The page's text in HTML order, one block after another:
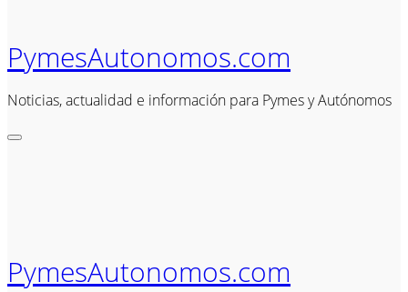
PymesAutonomos.com
Noticias, actualidad e información para Pymes y Autónomos
PymesAutonomos.com